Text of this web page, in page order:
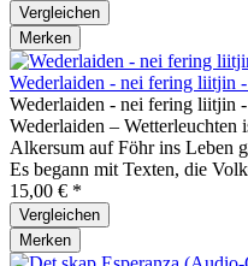
Vergleichen
Merken
Wederlaiden - nei fering liitjin -
Wederlaiden - nei fering liitjin
Wederlaiden –
Alkersum auf Föhr ins Leben
Es begann mit Texten, die
15,00 € *
Vergleichen
Merken